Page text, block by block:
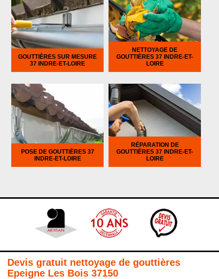
GOUTTIÈRES SUR MESURE
37 INDRE-ET-LOIRE
NETTOYAGE DE
GOUTTIÈRES 37 INDRE-ET-
LOIRE
POSE DE GOUTTIÈRES 37
INDRE-ET-LOIRE
RÉPARATION DE
GOUTTIÈRES 37 INDRE-ET-
LOIRE
Devis gratuit nettoyage de gouttières
Epeigne Les Bois 37150